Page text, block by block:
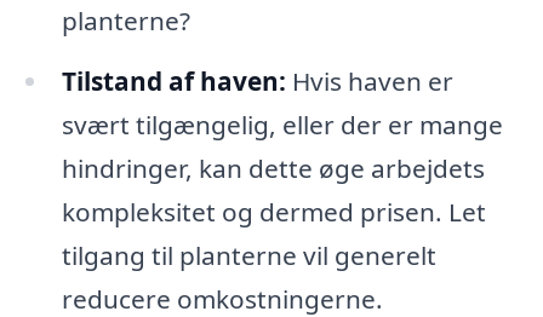
planterne?
Tilstand af haven: Hvis haven er
svært tilgængelig, eller der er mange
hindringer, kan dette øge arbejdets
kompleksitet og dermed prisen. Let
tilgang til planterne vil generelt
reducere omkostningerne.